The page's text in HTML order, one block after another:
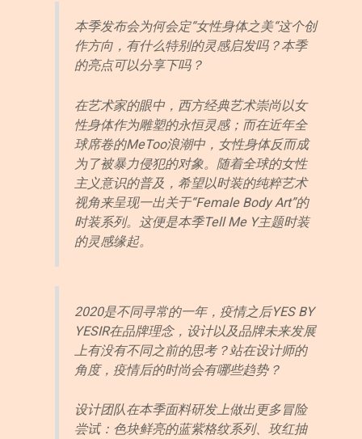
本季发布会为何会定“女性身体之美“这个创
作方向，有什么特别的灵感启发吗？本季
的亮点可以分享下吗？
在艺术家的眼中，西方经典艺术崇尚以女
性身体作为雕塑的永恒灵感；而在近年全
球席卷的MeToo浪潮中，女性身体反而成
为了被暴力侵犯的对象。随着全球的女性
主义意识的普及，希望以时装的纯粹艺术
视角来呈现一出关于“Female Body Art”的
时装系列。这便是本季Tell Me Y主题时装
的灵感缘起。
2020是不同寻常的一年，疫情之后YES BY
YESIR在品牌理念，设计以及品牌未来发展
上有没有不同之前的思考？站在设计师的
角度，疫情后的时尚会有哪些趋势？
设计团队在本季面料研发上做出更多冒险
尝试：色块鲜亮的蓝紫格纹系列、玫红抽